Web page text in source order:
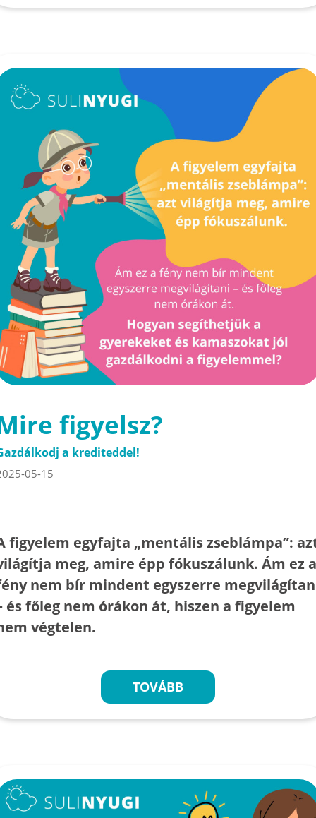
figyelsz?
a krediteddel!
05-15
figyelem egyfajta „mentális zseblámpa”:
meg, amire épp fókuszálunk. Ám ez a
nem bír mindent egyszerre
és főleg nem órákon át, hiszen a figyelem
végtelen.
TOVÁBB